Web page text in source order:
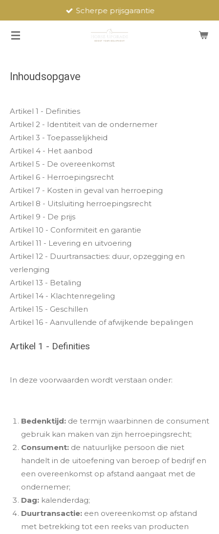
naar
Scherpe prijsgarantie
Inhoudsopgave
Artikel 1 - Definities
Artikel 2 - Identiteit van de ondernemer
Artikel 3 - Toepasselijkheid
Artikel 4 - Het aanbod
Artikel 5 - De overeenkomst
Artikel 6 - Herroepingsrecht
Artikel 7 - Kosten in geval van herroeping
Artikel 8 - Uitsluiting herroepingsrecht
Artikel 9 - De prijs
Artikel 10 - Conformiteit en garantie
Artikel 11 - Levering en uitvoering
Artikel 12 - Duurtransacties: duur, opzegging en
verlenging
Artikel 13 - Betaling
Artikel 14 - Klachtenregeling
Artikel 15 - Geschillen
Artikel 16 - Aanvullende of afwijkende bepalingen
Artikel 1 - Definities
In deze voorwaarden wordt verstaan onder:
Bedenktijd: de termijn waarbinnen de consument
gebruik kan maken van zijn herroepingsrecht;
Consument: de natuurlijke persoon die niet
handelt in de uitoefening van beroep of bedrijf en
een overeenkomst op afstand aangaat met de
ondernemer;
Dag: kalenderdag;
Duurtransactie: een overeenkomst op afstand
met betrekking tot een reeks van producten